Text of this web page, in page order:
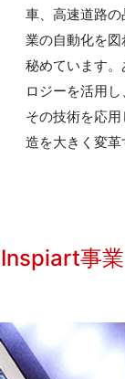
車、高速道路
業の自動化を
秘めています
ロジーを活用
その技術を応
造を大きく変革
Inspiart事